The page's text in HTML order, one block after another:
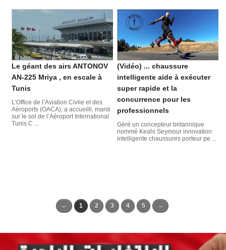
(Vidéo) ... chaussure
intelligente aide à exécuter
super rapide et la
concurrence pour les
professionnels
Géré un concepteur britannique
nommé Keahi Seymour innovation
intelligente chaussures porteur pe ...
Le géant des airs ANTONOV
AN-225 Mriya , en escale à
Tunis
L’Office de l’Aviation Civile et des
Aéroports (OACA), a accueilli, mardi
sur le sol de l’Aéroport International
Tunis C ...
← 1 2 3 4 5 →